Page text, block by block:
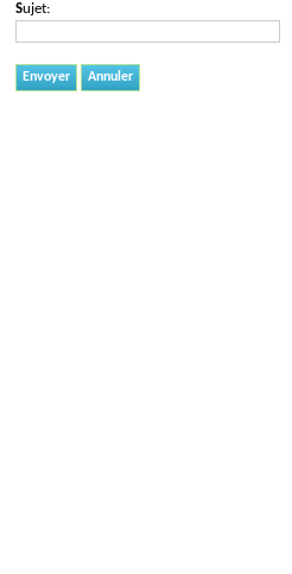
Sujet:
Envoyer Annuler